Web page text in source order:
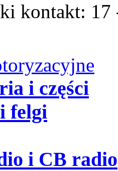
kontakt: 17
i części
felgi
i CB radio